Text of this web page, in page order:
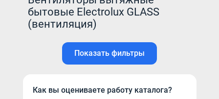
бытовые Electrolux GLASS
(вентиляция)
Показать фильтры
Как вы оцениваете работу каталога?